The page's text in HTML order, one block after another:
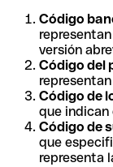
Código
versión
Código del
Código de
que indican
Código de
que
representa